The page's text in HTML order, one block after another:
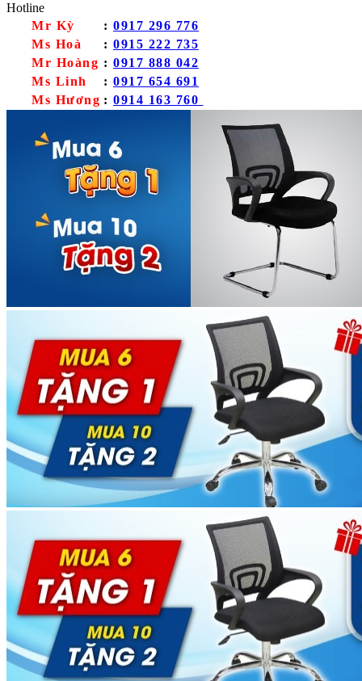
Hotline
Mr Kỳ
: 0917 296 776
Ms Hoà
: 0915 222 735
Mr Hoàng : 0917 888 042
Ms Linh
: 0917 654 691
Ms Hương : 0914 163 760